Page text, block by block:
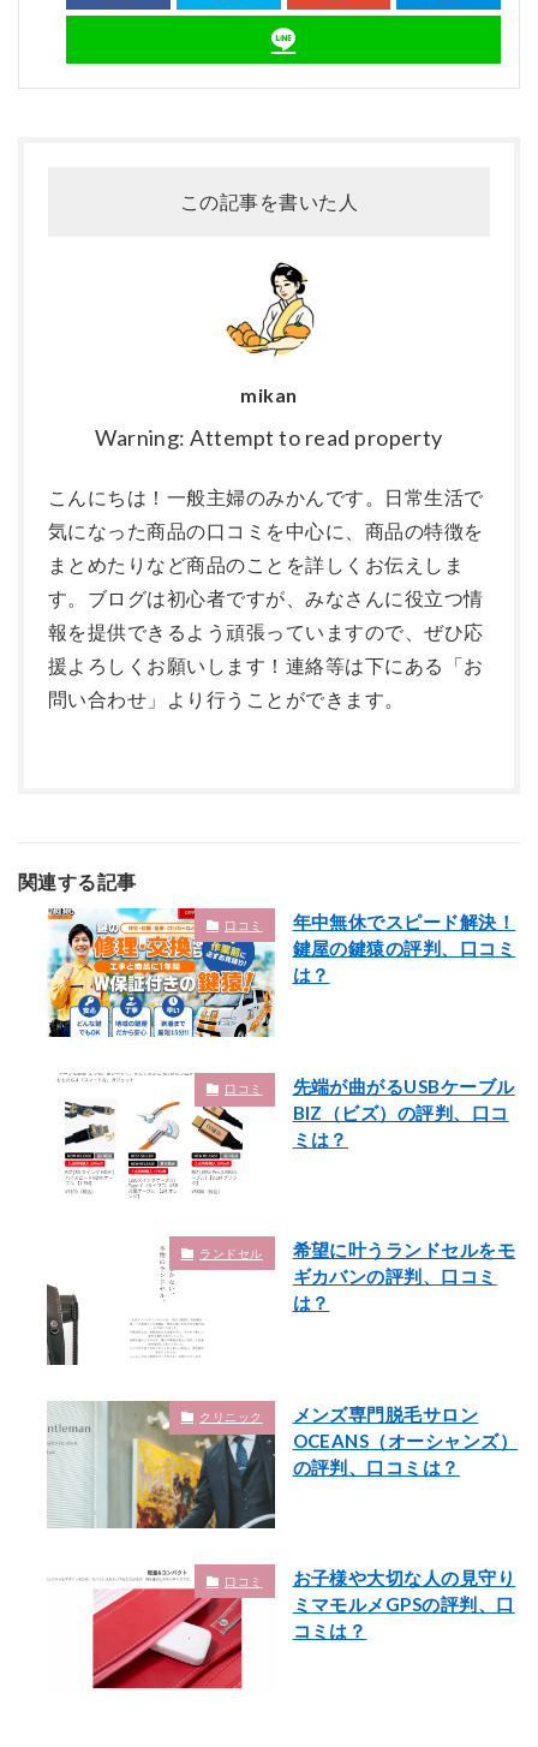
この記事を書いた人
mikan
Warning: Attempt to read property
こんにちは！一般主婦のみかんです。日常生活で
気になった商品の口コミを中心に、商品の特徴を
まとめたりなど商品のことを詳しくお伝えしま
す。ブログは初心者ですが、みなさんに役立つ情
報を提供できるよう頑張っていますので、ぜひ応
援よろしくお願いします！連絡等は下にある「お
問い合わせ」より行うことができます。
関連する記事
口コミ
年中無休でスピード解決！
鍵屋の鍵猿の評判、口コミ
は？
口コミ
先端が曲がるUSBケーブル
BIZ（ビズ）の評判、口コ
ミは？
ランドセル
希望に叶うランドセルをモ
ギカバンの評判、口コミ
は？
クリニック
メンズ専門脱毛サロン
OCEANS（オーシャンズ）
の評判、口コミは？
口コミ
お子様や大切な人の見守り
ミマモルメGPSの評判、口
コミは？